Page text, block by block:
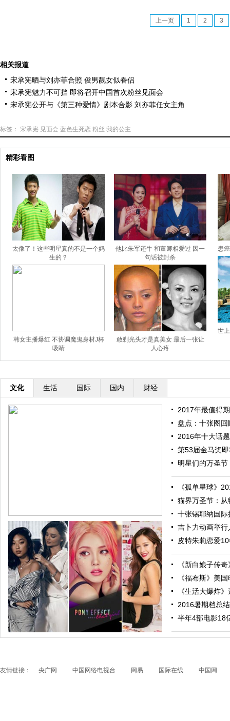
上一页 1 2 3
相关报道
宋承宪晒与刘亦菲合照 俊男靓女似眷侣
宋承宪魅力不可挡 即将召开中国首次粉丝见面会
宋承宪公开与《第三种爱情》剧本合影 刘亦菲任女主角
标签： 宋承宪 见面会 蓝色生死恋 粉丝 我的公主
精彩看图
太像了！这些明星真的不是一个妈
生的？
他比朱军还牛 和董卿相爱过 因一
句话被封杀
韩女主播爆红 不协调魔鬼身材J杯
吸睛
敢剃光头才是真美女 最后一张让
人心疼
患
世
文化 生活 国际 国内 财经
跟随电影去旅行：布拉格 在这里邂逅特工、寻找浪漫
2017年最值得
盘点：十张图
2016年十大话
第53届金马奖
明星们的万圣
《孤单星球》
猫界万圣节：
十张锡耶纳国
吉卜力动画举
皮特朱莉恋爱
《新白娘子传
《福布斯》美
《生活大爆炸
2016暑期档总
半年4部电影18
友情链接： 央广网 中国网络电视台 网易 国际在线 中国网